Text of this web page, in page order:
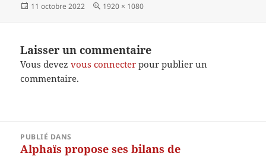
Publié
11 octobre 2022
Taille
1920 × 1080
Laisser un commentaire
Vous devezvous connecter pour publier un
commentaire.
PUBLIÉ DANS
Alphaïs propose ses bilans de